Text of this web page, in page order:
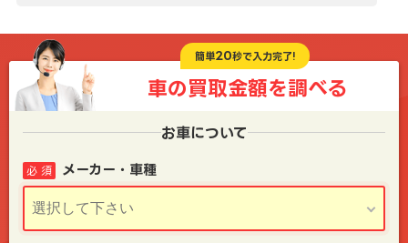
簡単20秒で入力完了!
車の買取金額を調べる
お車について
メーカー・車種
必 須